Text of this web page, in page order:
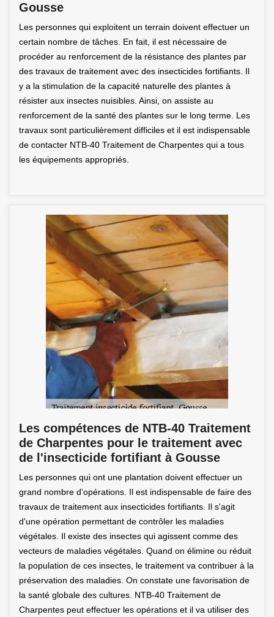
Gousse
Les personnes qui exploitent un terrain doivent effectuer un
certain nombre de tâches. En fait, il est nécessaire de
procéder au renforcement de la résistance des plantes par
des travaux de traitement avec des insecticides fortifiants. Il
y a la stimulation de la capacité naturelle des plantes à
résister aux insectes nuisibles. Ainsi, on assiste au
renforcement de la santé des plantes sur le long terme. Les
travaux sont particulièrement difficiles et il est indispensable
de contacter NTB-40 Traitement de Charpentes qui a tous
les équipements appropriés.
Les compétences de NTB-40 Traitement
de Charpentes pour le traitement avec
de l'insecticide fortifiant à Gousse
Les personnes qui ont une plantation doivent effectuer un
grand nombre d'opérations. Il est indispensable de faire des
travaux de traitement aux insecticides fortifiants. Il s'agit
d'une opération permettant de contrôler les maladies
végétales. Il existe des insectes qui agissent comme des
vecteurs de maladies végétales. Quand on élimine ou réduit
la population de ces insectes, le traitement va contribuer à la
préservation des maladies. On constate une favorisation de
la santé globale des cultures. NTB-40 Traitement de
Charpentes peut effectuer les opérations et il va utiliser des